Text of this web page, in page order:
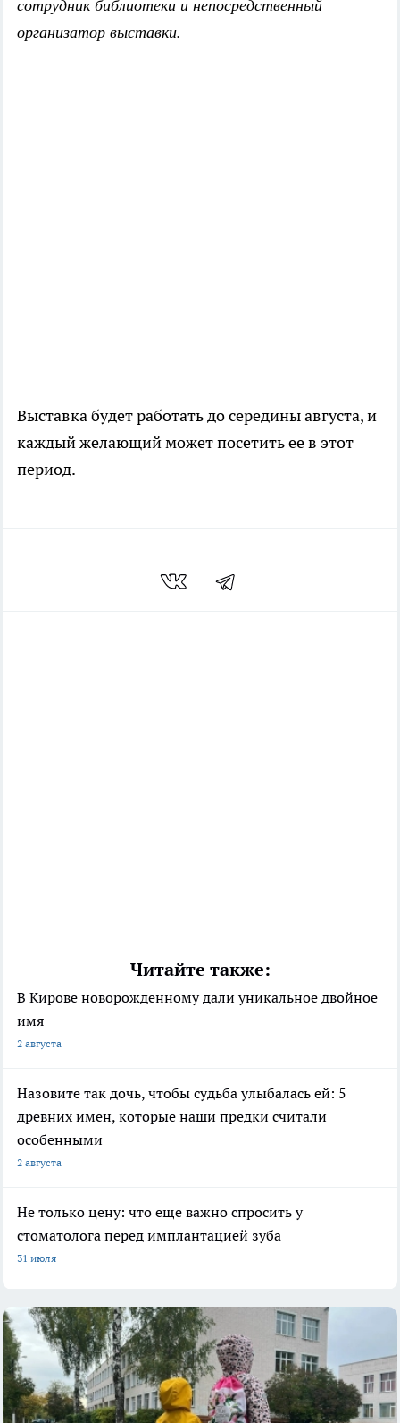
сотрудник библиотеки и непосредственный
организатор выставки.
Выставка будет работать до середины августа, и
каждый желающий может посетить ее в этот
период.
Читайте также:
В Кирове новорожденному дали уникальное двойное
имя
2 августа
Назовите так дочь, чтобы судьба улыбалась ей: 5
древних имен, которые наши предки считали
особенными
2 августа
Не только цену: что еще важно спросить у
стоматолога перед имплантацией зуба
31 июля